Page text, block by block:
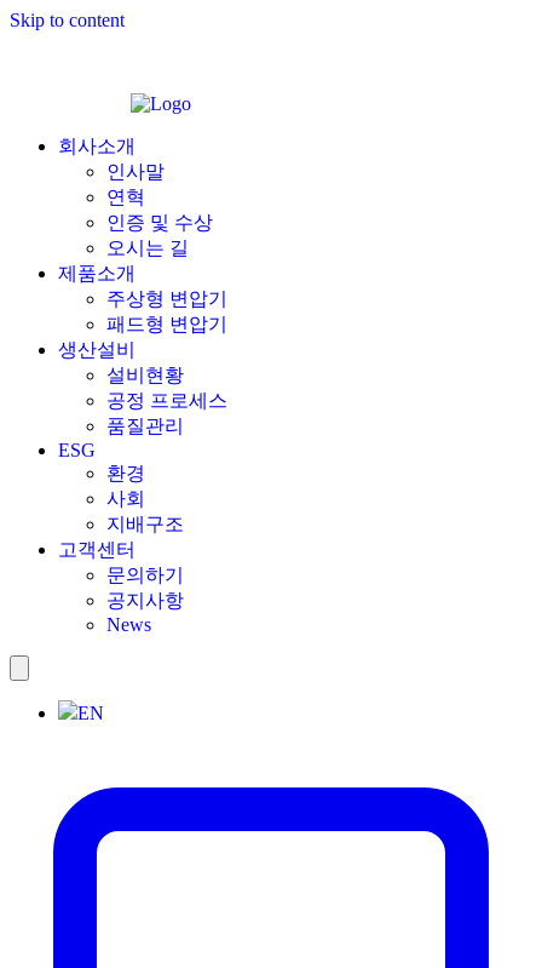
Skip to content
회사소개
인사말
연혁
인증 및 수상
오시는 길
제품소개
주상형 변압기
패드형 변압기
생산설비
설비현황
공정 프로세스
품질관리
ESG
환경
사회
지배구조
고객센터
문의하기
공지사항
News
EN